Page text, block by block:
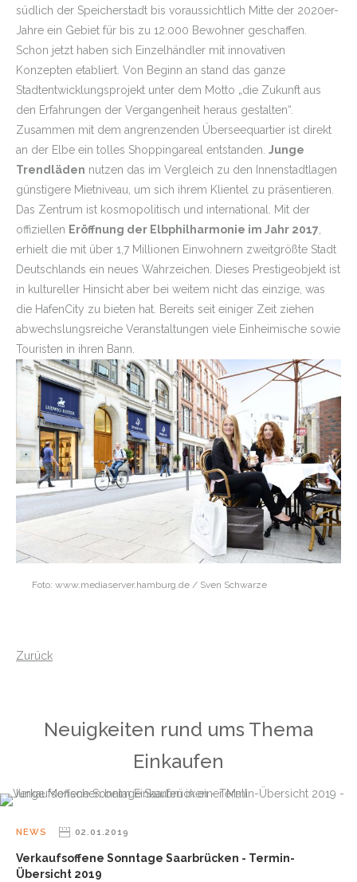
südlich der Speicherstadt bis voraussichtlich Mitte der 2020er-
Jahre ein Gebiet für bis zu 12.000 Bewohner geschaffen.
Schon jetzt haben sich Einzelhändler mit innovativen
Konzepten etabliert. Von Beginn an stand das ganze
Stadtentwicklungsprojekt unter dem Motto „die Zukunft aus
den Erfahrungen der Vergangenheit heraus gestalten“.
Zusammen mit dem angrenzenden Überseequartier ist direkt
an der Elbe ein tolles Shoppingareal entstanden. Junge
Trendläden nutzen das im Vergleich zu den Innenstadtlagen
günstigere Mietniveau, um sich ihrem Klientel zu präsentieren.
Das Zentrum ist kosmopolitisch und international. Mit der
offiziellen Eröffnung der Elbphilharmonie im Jahr 2017
erhielt die mit über 1,7 Millionen Einwohnern zweitgrößte Stadt
Deutschlands ein neues Wahrzeichen. Dieses Prestigeobjekt ist
in kultureller Hinsicht aber bei weitem nicht das einzige, was
die HafenCity zu bieten hat. Bereits seit einiger Zeit ziehen
abwechslungsreiche Veranstaltungen viele Einheimische sowie
Touristen in ihren Bann.
Foto: www.mediaserver.hamburg.de / Sven Schwarze
Zurück
Neuigkeiten rund ums Thema
Einkaufen
NEWS 02.01.2019
Verkaufsoffene Sonntage Saarbrücken - Termin-
Übersicht 2019